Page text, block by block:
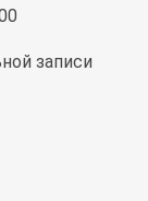
записи